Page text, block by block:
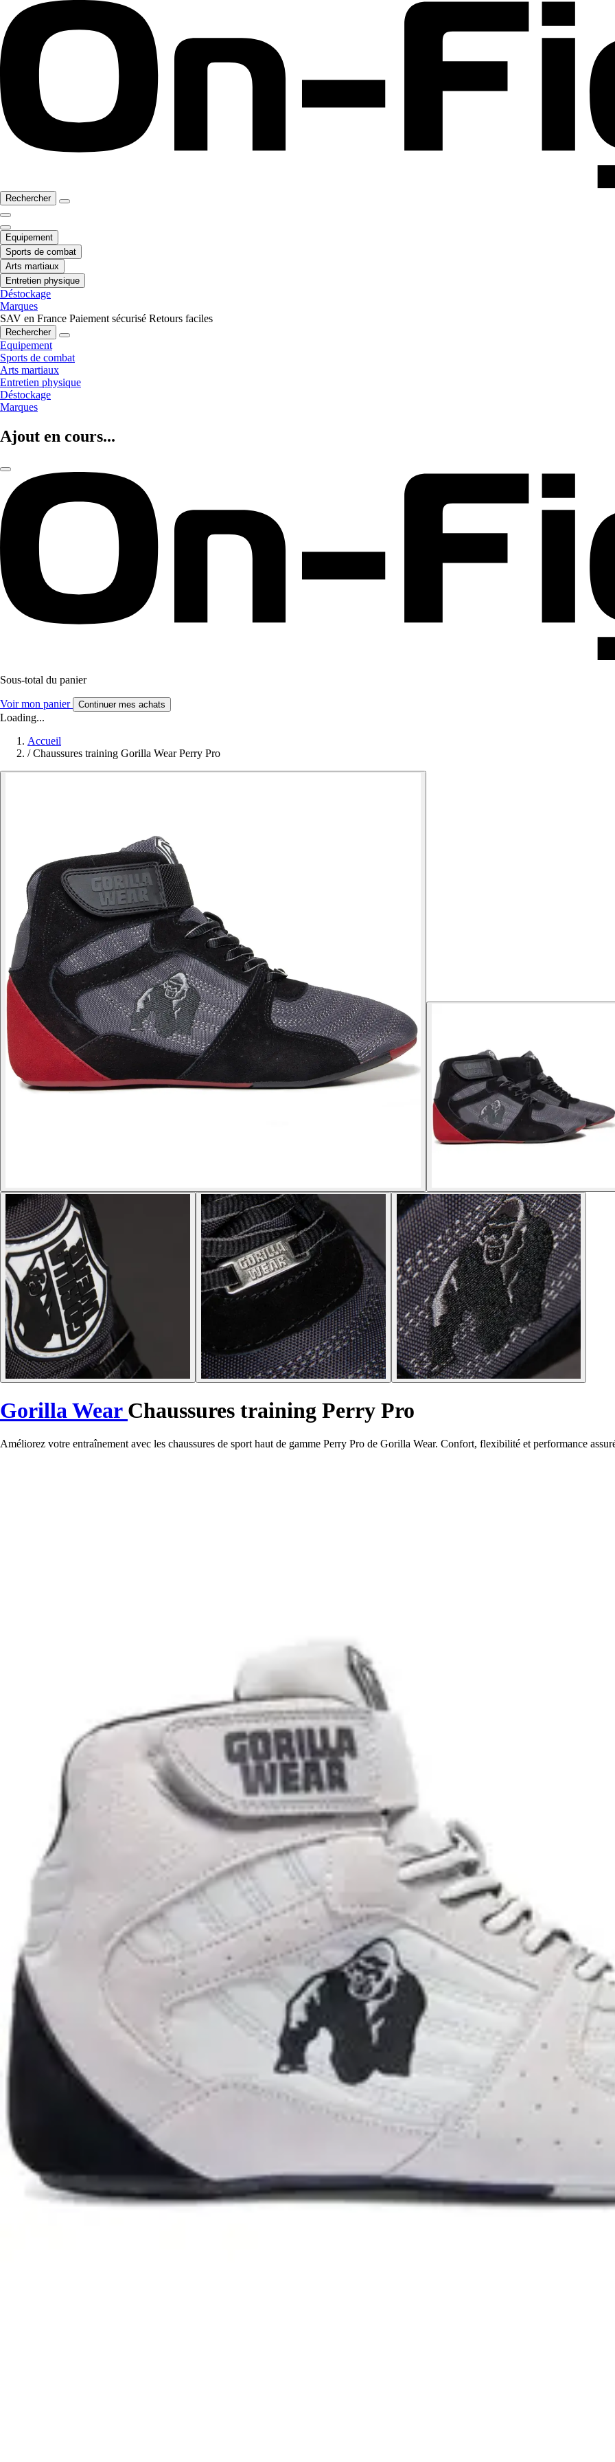
Rechercher
Equipement
Sports de combat
Arts martiaux
Entretien physique
Déstockage
Marques
SAV en France Paiement sécurisé Retours faciles
Rechercher
Equipement
Sports de combat
Arts martiaux
Entretien physique
Déstockage
Marques
Ajout en cours...
Sous-total du panier
Voir mon panier Continuer mes achats
Loading...
Accueil
/ Chaussures training Gorilla Wear Perry Pro
Gorilla Wear Chaussures training Perry Pro
Améliorez votre entraînement avec les chaussures de sport haut de gamme Perry Pro de Gorilla Wear. Confort, flexibilité et performance